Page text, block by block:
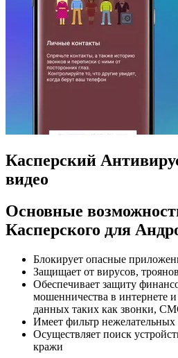
Касперский
видео
Основные
Касперского для
Блокирует опасные
Защищает от вирусов,
Обеспечивает защиту
мошенничества в интернете
данных таких как звонки,
Имеет фильтр нежелательных
Осуществляет поиск
кражи